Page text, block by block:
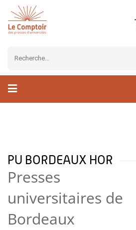
PU BORDEAUX HOR
Presses
universitaires de
Bordeaux